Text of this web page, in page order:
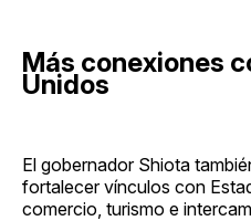
Más conexiones
Unidos
El gobernador Shiota
fortalecer vínculos con
comercio, turismo e